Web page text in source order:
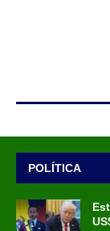
POLÍTICA